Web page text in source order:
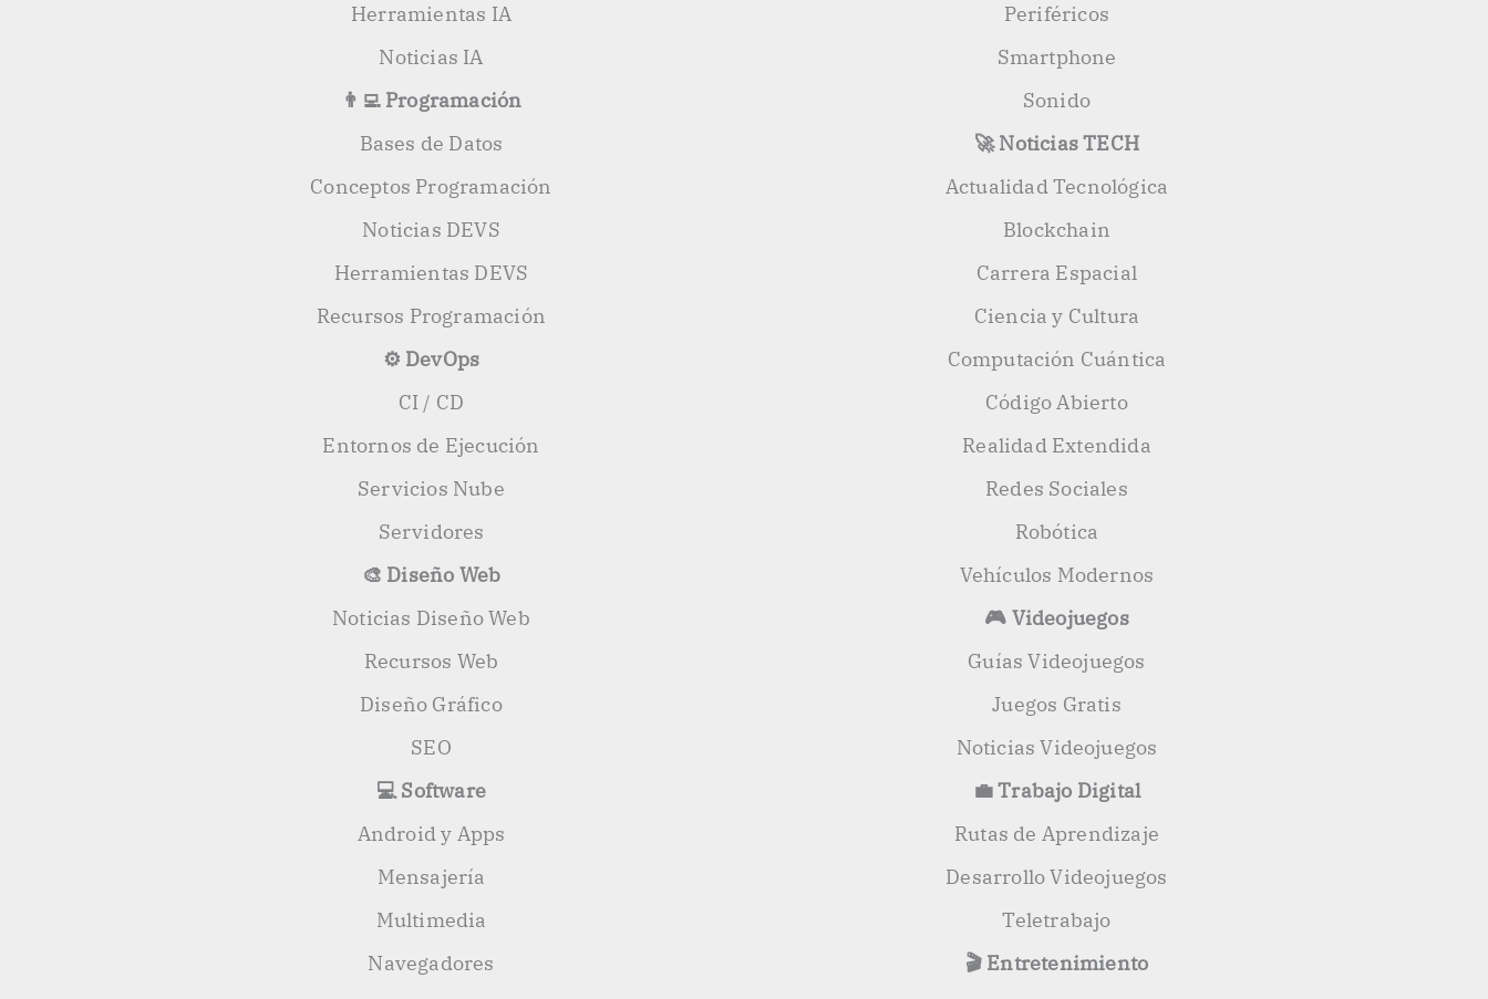
Herramientas IA
Noticias IA
👨‍💻 Programación
Bases de Datos
Conceptos Programación
Noticias DEVS
Herramientas DEVS
Recursos Programación
⚙️ DevOps
CI / CD
Entornos de Ejecución
Servicios Nube
Servidores
🎨 Diseño Web
Noticias Diseño Web
Recursos Web
Diseño Gráfico
SEO
💻 Software
Android y Apps
Mensajería
Multimedia
Navegadores
Periféricos
Smartphone
Sonido
🚀 Noticias TECH
Actualidad Tecnológica
Blockchain
Carrera Espacial
Ciencia y Cultura
Computación Cuántica
Código Abierto
Realidad Extendida
Redes Sociales
Robótica
Vehículos Modernos
🎮 Videojuegos
Guías Videojuegos
Juegos Gratis
Noticias Videojuegos
💼 Trabajo Digital
Rutas de Aprendizaje
Desarrollo Videojuegos
Teletrabajo
🎬 Entretenimiento